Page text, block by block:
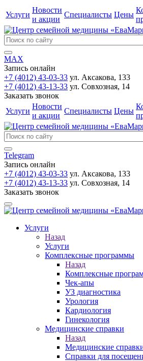
Услуги
Новости
и акции
Специалисты Цены
MAX
Запись онлайн
+7 (4012) 43-03-33 ул. Аксакова, 133
+7 (4012) 43-13-33 ул. Совхозная, 14
Заказать звонок
Услуги
Новости
и акции
Специалисты Цены
Telegram
Запись онлайн
+7 (4012) 43-03-33 ул. Аксакова, 133
+7 (4012) 43-13-33 ул. Совхозная, 14
Заказать звонок
Услуги
Назад
Услуги
Комплексные программы
Назад
Комплексные
Чек-апы
УЗ диагностика
Урология
Кардиология
Гинекология
Медицинские справки
Назад
Медицинские
Справки для